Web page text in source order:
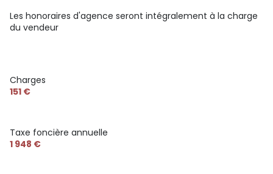
salle de bain
9 m²
chambre 1
cellier
Les honoraires d'agence seront intégralement à la charge
du vendeur
Charges
151 €
Taxe foncière annuelle
1 948 €